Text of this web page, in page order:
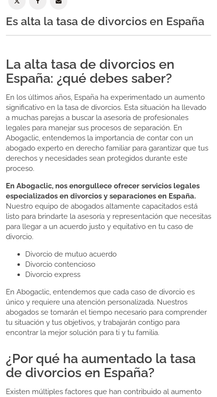
Es alta la tasa de divorcios en España
La alta tasa de divorcios en
España: ¿qué debes saber?
En los últimos años, España ha experimentado un aumento
significativo en la tasa de divorcios. Esta situación ha llevado
a muchas parejas a buscar la asesoría de profesionales
legales para manejar sus procesos de separación. En
Abogaclic, entendemos la importancia de contar con un
abogado experto en derecho familiar para garantizar que tus
derechos y necesidades sean protegidos durante este
proceso.
En Abogaclic, nos enorgullece ofrecer servicios legales
especializados en divorcios y separaciones en España.
Nuestro equipo de abogados altamente capacitados está
listo para brindarte la asesoría y representación que necesitas
para llegar a un acuerdo justo y equitativo en tu caso de
divorcio.
Divorcio de mutuo acuerdo
Divorcio contencioso
Divorcio express
En Abogaclic, entendemos que cada caso de divorcio es
único y requiere una atención personalizada. Nuestros
abogados se tomarán el tiempo necesario para comprender
tu situación y tus objetivos, y trabajarán contigo para
encontrar la mejor solución para ti y tu familia.
¿Por qué ha aumentado la tasa
de divorcios en España?
Existen múltiples factores que han contribuido al aumento